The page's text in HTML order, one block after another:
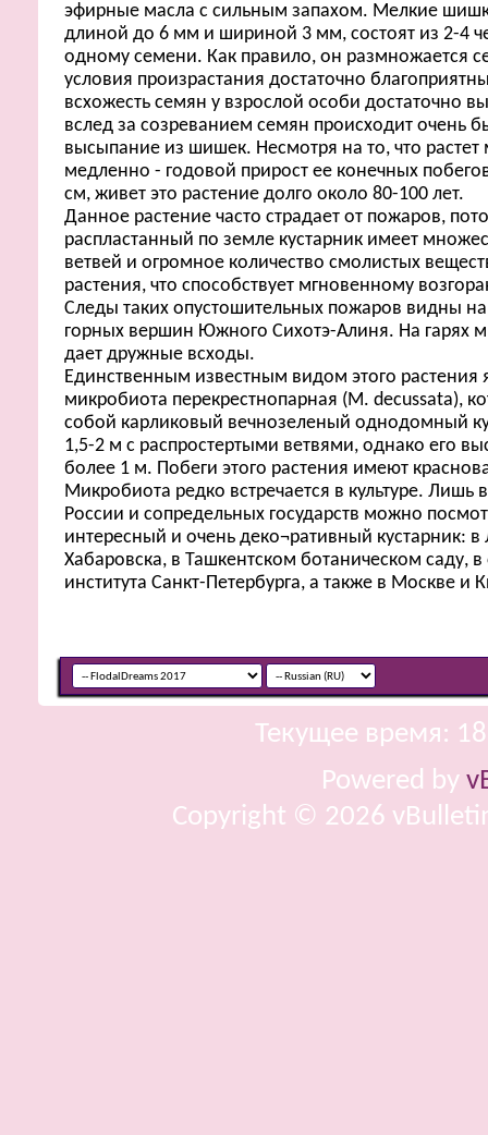
эфирные масла с сильным запахом. Мелкие
длиной до 6 мм и шириной 3 мм, состоят из 2-4
одному семени. Как правило, он размножается
условия произрастания достаточно
всхожесть семян у взрослой особи достаточно
вслед за созреванием семян происходит очень
высыпание из шишек. Несмотря на то, что растет
медленно - годовой прирост ее конечных
см, живет это растение долго около 80-100 лет.
Данное растение часто страдает от пожаров,
распластанный по земле кустарник имеет
ветвей и огромное количество смолистых
растения, что способствует мгновенному
Следы таких опустошительных пожаров видны
горных вершин Южного Сихотэ-Алиня. На гарях
дает дружные всходы.
Единственным известным видом этого растения
микробиота перекрестнопарная (М. decussata),
собой карликовый вечнозеленый однодомный
1,5-2 м с распростертыми ветвями, однако его
более 1 м. Побеги этого растения имеют
Микробиота редко встречается в культуре. Лишь
России и сопредельных государств можно
интересный и очень деко¬ративный кустарник:
Хабаровска, в Ташкентском ботаническом саду, в
института Санкт-Петербурга, а также в Москве и
Текущее время:
Powered by
Copyright © 2026